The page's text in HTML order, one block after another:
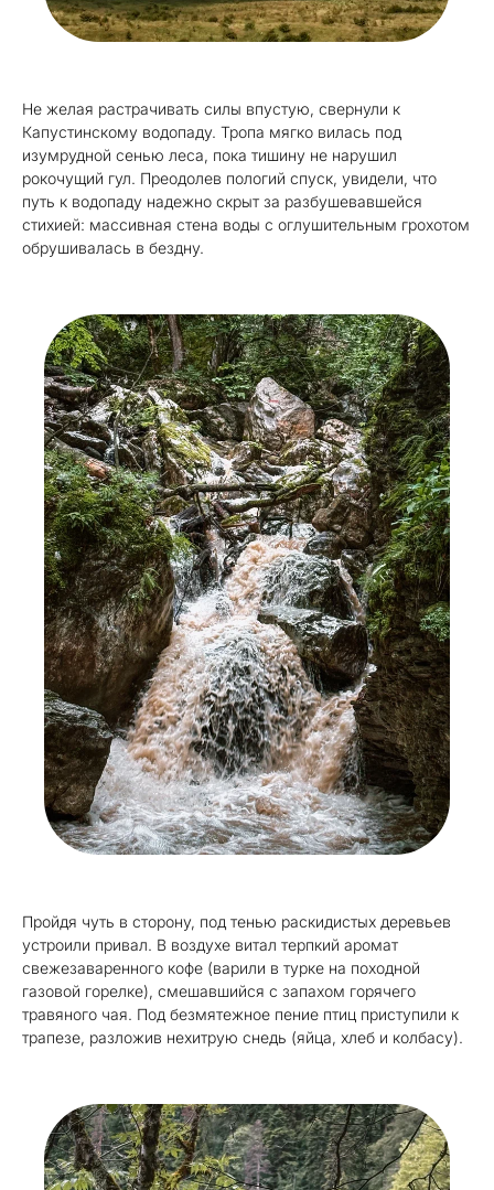
Не желая растрачивать силы впустую, свернули к
Капустинскому водопаду. Тропа мягко вилась под
изумрудной сенью леса, пока тишину не нарушил
рокочущий гул. Преодолев пологий спуск, увидели, что
путь к водопаду надежно скрыт за разбушевавшейся
стихией: массивная стена воды с оглушительным грохотом
обрушивалась в бездну.
Пройдя чуть в сторону, под тенью раскидистых деревьев
устроили привал. В воздухе витал терпкий аромат
свежезаваренного кофе (варили в турке на походной
газовой горелке), смешавшийся с запахом горячего
травяного чая. Под безмятежное пение птиц приступили к
трапезе, разложив нехитрую снедь (яйца, хлеб и колбасу).